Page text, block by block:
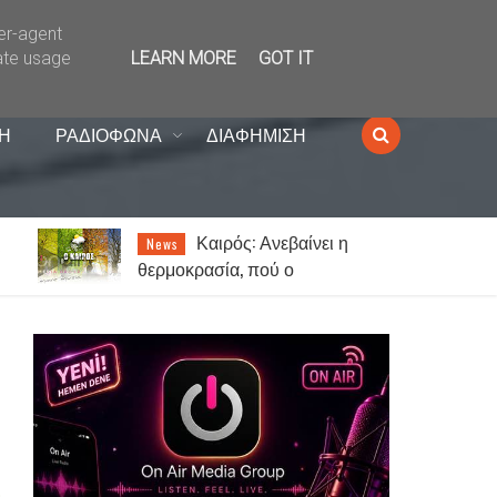
ΡΑΔΙΟΦΩΝΑ ΔΙΑΦΗΜΙΣΗ
News
Καιρός: Ανεβαίνει η
θερμοκρασία, πού ο
άνεμοι
agent
usage
LEARN MORE GOT IT